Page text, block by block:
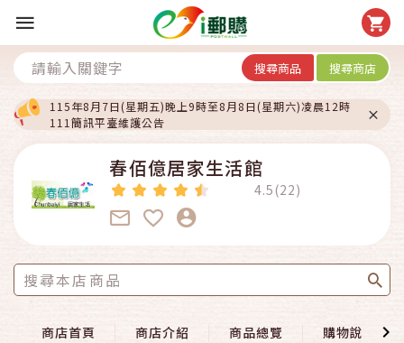
搜尋商品 搜尋商店
115年8月7日(星期五)晚上9時至8月8日(星期六)凌晨12時
111簡訊平臺維護公告
春佰億居家生活館
4.5(22)
商店首頁 商店介紹 商品總覽 購物說明